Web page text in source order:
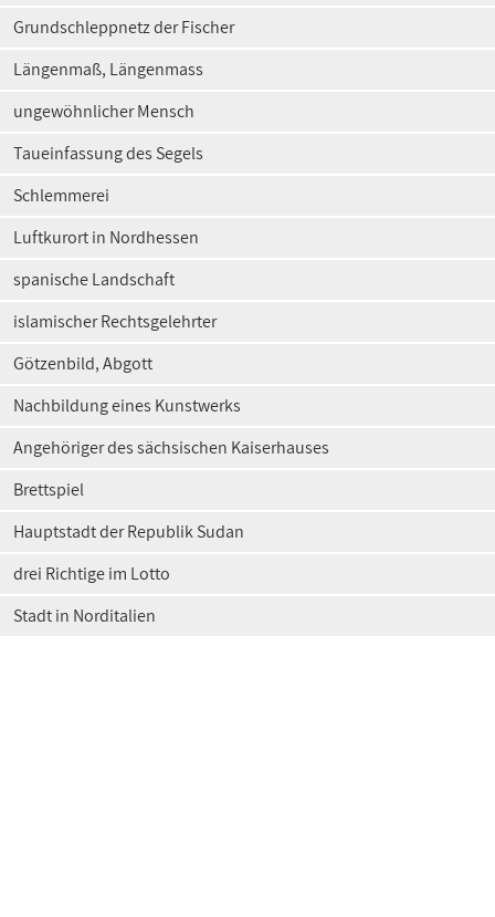
Grundschleppnetz der Fischer
Längenmaß, Längenmass
ungewöhnlicher Mensch
Taueinfassung des Segels
Schlemmerei
Luftkurort in Nordhessen
spanische Landschaft
islamischer Rechtsgelehrter
Götzenbild, Abgott
Nachbildung eines Kunstwerks
Angehöriger des sächsischen Kaiserhauses
Brettspiel
Hauptstadt der Republik Sudan
drei Richtige im Lotto
Stadt in Norditalien